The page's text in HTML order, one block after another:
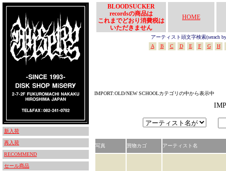
新入荷
再入荷
RECOMMEND
セール商品
BLOODSUCKER
recordsの商品は
これまでどおり消費税は
いただきません
HOME
アーティスト頭文字検索(serach
A
B C D E F G H
IMPORT:OLD/NEW SCHOOLカテゴリの中から表示中
写真 買物カゴ アーティスト名